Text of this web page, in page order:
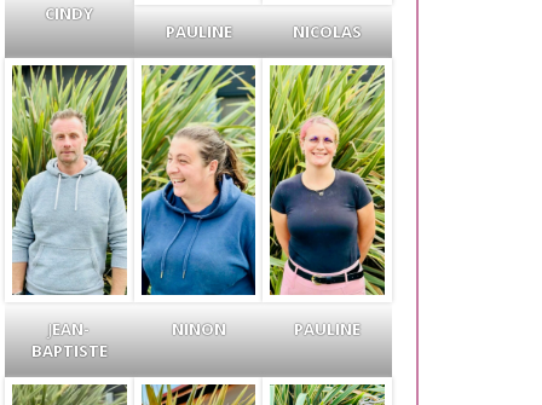
CINDY
PAULINE
NICOLAS
JEAN-
BAPTISTE
NINON PAULINE